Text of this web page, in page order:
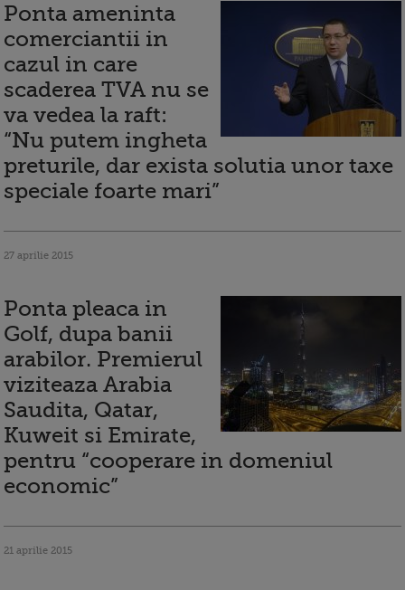
Ponta ameninta
comerciantii in
cazul in care
scaderea TVA nu se
va vedea la raft:
“Nu putem ingheta
preturile, dar exista solutia unor taxe
speciale foarte mari”
27 aprilie 2015
Ponta pleaca in
Golf, dupa banii
arabilor. Premierul
viziteaza Arabia
Saudita, Qatar,
Kuweit si Emirate,
pentru “cooperare in domeniul
economic”
21 aprilie 2015